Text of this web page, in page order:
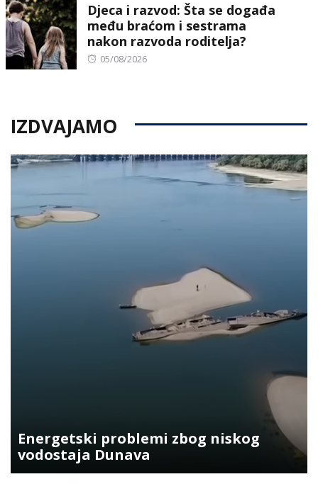
Djeca i razvod: Šta se događa
među braćom i sestrama
nakon razvoda roditelja?
Posted
05/08/2026
IZDVAJAMO
Energetski problemi zbog niskog
vodostaja Dunava